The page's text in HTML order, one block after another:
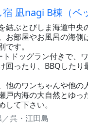
凪nagi B棟（ペ
結ぶとびしま海道中央
お部屋やお風呂の海側
す。
トドッグラン付きで、
回ったり、BBQしたり
他のワンちゃんや他の
戸内海の大自然とゆっ
して下さい。
呉・江田島